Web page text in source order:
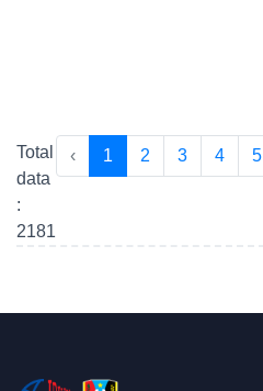
Total
data
:
2181
‹ 1 2 3 4 5